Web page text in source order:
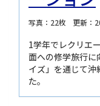
写真：22枚 更新：
1学年でレクリエ
面への修学旅行に
イズ」を通じて沖
た。